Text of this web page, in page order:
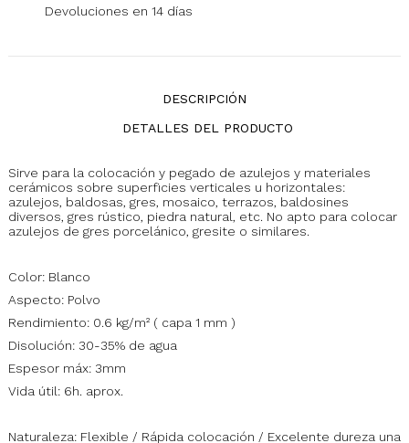
Devoluciones en 14 días
DESCRIPCIÓN
DETALLES DEL PRODUCTO
Sirve para la colocación y pegado de azulejos y materiales
cerámicos sobre superficies verticales u horizontales:
azulejos, baldosas, gres, mosaico, terrazos, baldosines
diversos, gres rústico, piedra natural, etc. No apto para colocar
azulejos de gres porcelánico, gresite o similares.
Color: Blanco
Aspecto: Polvo
Rendimiento: 0.6 kg/m² ( capa 1 mm )
Disolución: 30-35% de agua
Espesor máx: 3mm
Vida útil: 6h. aprox.
Naturaleza: Flexible / Rápida colocación / Excelente dureza una